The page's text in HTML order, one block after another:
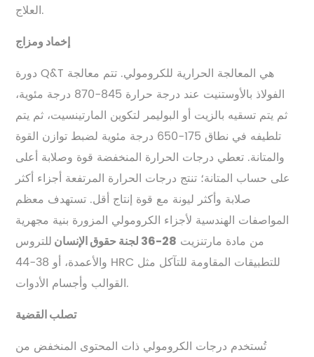
العلاج.
إخماد ومزاج
دورة Q&T هي المعالجة الحرارية للكرومولي. تتم معالجة
الفولاذ بالأوستنيت عند درجة حرارة 845-870 درجة مئوية،
ثم يتم تسقيه بالزيت أو البوليمر لتكوين المارتينسيت، ثم يتم
تلطيفه في نطاق 175-650 درجة مئوية لضبط توازن القوة
والمتانة. تعطي درجات الحرارة المنخفضة قوة وصلابة أعلى
على حساب المتانة؛ تنتج درجات الحرارة المرتفعة أجزاء أكثر
صلابة وأكثر ليونة مع قوة إنتاج أقل. تستهدف معظم
المواصفات الهندسية لأجزاء الكرومولي المزورة بنية مجهرية
من مادة مارتنزيت 28-36 لجنة حقوق الإنسان
للتروس
والأعمدة، أو 38-44 HRC للتطبيقات المقاومة للتآكل مثل
القوالب وأجسام الأدوات.
تصلب القضية
تُستخدم درجات الكرومولي ذات المحتوى المنخفض من